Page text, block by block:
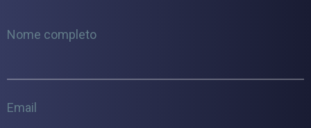
Nome completo
Email